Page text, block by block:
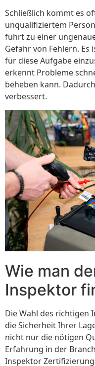
Schließlich kommt es
unqualifiziertem
führt zu einer
Gefahr von Fehlern.
für diese Aufgabe
erkennt Probleme
beheben kann.
verbessert.
Wie man
Inspektor
Die Wahl des richtigen
die Sicherheit Ihrer
nicht nur die nötigen
Erfahrung in der
Inspektor